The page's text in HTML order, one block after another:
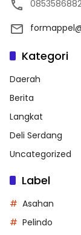
Kategori
Daerah
Berita
Langkat
Deli Serdang
Uncategorized
Label
Asahan
Pelindo